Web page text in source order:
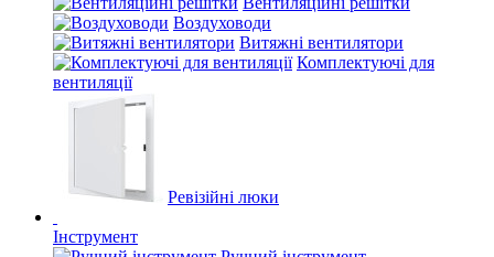
Воздуховоди
Витяжні вентилятори
Комплектуючі для
вентиляції
Ревізійні люки
Інструмент